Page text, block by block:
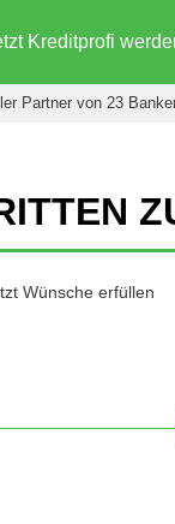
Kreditprofi
Partner von 23
Wünsche erfüllen